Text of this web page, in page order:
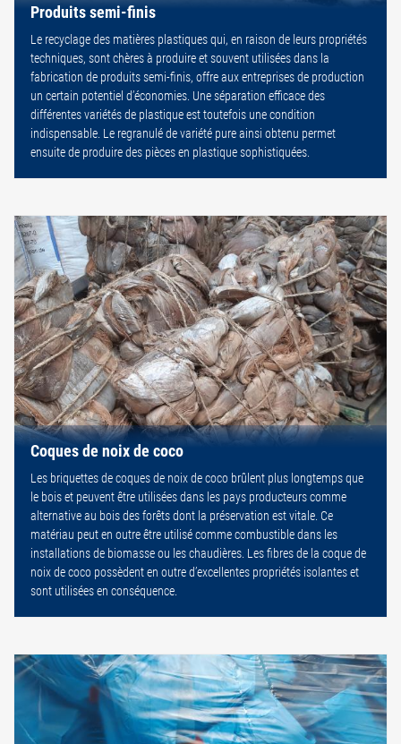
Produits semi-finis
Le recyclage des matières plastiques qui, en raison de leurs propriétés
techniques, sont chères à produire et souvent utilisées dans la
fabrication de produits semi-finis, offre aux entreprises de production
un certain potentiel d’économies. Une séparation efficace des
différentes variétés de plastique est toutefois une condition
indispensable. Le regranulé de variété pure ainsi obtenu permet
ensuite de produire des pièces en plastique sophistiquées.
Coques de noix de coco
Les briquettes de coques de noix de coco brûlent plus longtemps que
le bois et peuvent être utilisées dans les pays producteurs comme
alternative au bois des forêts dont la préservation est vitale. Ce
matériau peut en outre être utilisé comme combustible dans les
installations de biomasse ou les chaudières. Les fibres de la coque de
noix de coco possèdent en outre d’excellentes propriétés isolantes et
sont utilisées en conséquence.